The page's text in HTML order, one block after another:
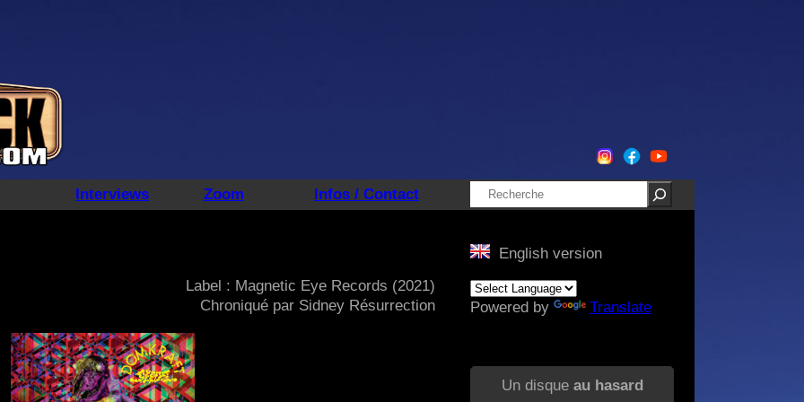
Interviews Zoom Infos / Contact Rechercher
Label : Magnetic Eye Records (2021)
Chroniqué par Sidney Résurrection
English version
Powered by Translate
Un disque au hasard